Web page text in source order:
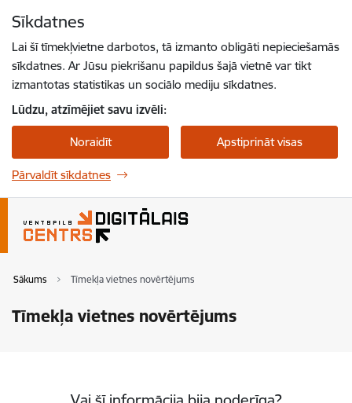
Sīkdatnes
Lai šī tīmekļvietne darbotos, tā izmanto obligāti nepieciešamās
sīkdatnes. Ar Jūsu piekrišanu papildus šajā vietnē var tikt
izmantotas statistikas un sociālo mediju sīkdatnes.
Lūdzu, atzīmējiet savu izvēli:
Noraidīt Apstiprināt visas
Pārvaldīt sīkdatnes
Sākums Tīmekļa vietnes novērtējums
Tīmekļa vietnes novērtējums